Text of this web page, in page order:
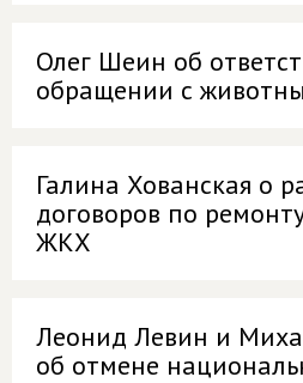
Олег Шеин об
обращении с
Галина Хованская о
договоров по
ЖКХ
Леонид Левин и
об отмене